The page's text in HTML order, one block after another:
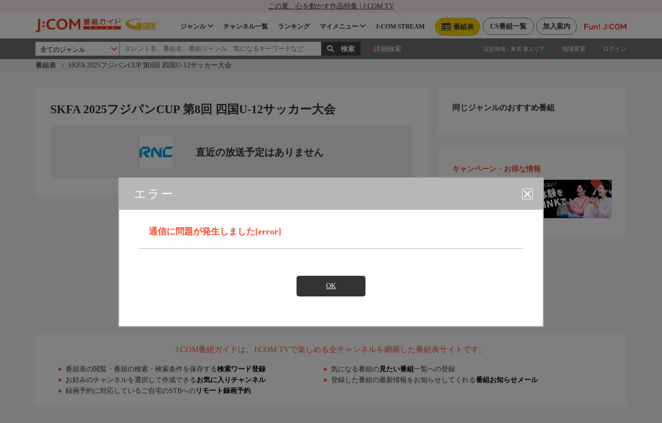
この夏、心を動かす作品特集 | J:COM TV
加入案内
CS番組一覧
番組表
ジャンル チャンネル一覧 ランキング マイメニュー J:COM STREAM
詳細検索 設定地域： 東京 東エリア 地域変更 ログイン
番組表 SKFA 2025フジパンCUP 第8回 四国U-12サッカー大会
エラー
通信に問題が発生しました[error]
OK
SKFA 2025フジパンCUP 第8回 四国U-12サッカー大会
直近の放送予定はありません
同じジャンルのおすすめ番組
キャンペーン・お得な情報
J:COM番組ガイドは、J:COM TVで楽しめる全チャンネルを網羅した番組表サイトです。
番組表の閲覧・番組の検索・検索条件を保存する検索ワード登録 気になる番組の 見たい番組 一覧への登録
お好みのチャンネルを選択して作成できる お気に入りチャンネル 登録した番組の最新情報をお知らせしてくれる番組お知らせメール
録画予約に対応しているご自宅のSTBへの リモート録画予約